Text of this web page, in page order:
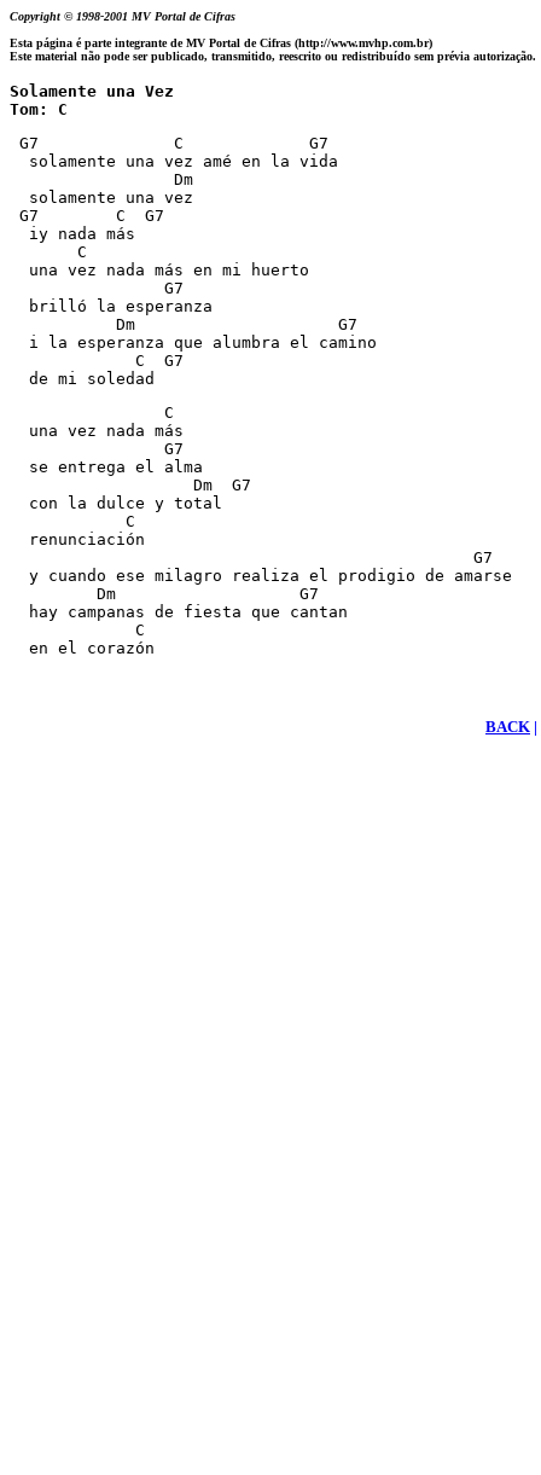
Copyright © 1998-2001 MV Portal de Cifras
Esta página é parte integrante de MV Portal de Cifras (http://www.mvhp.com.br)
Este material não pode ser publicado, transmitido, reescrito ou redistribuído sem prévia autorização.
Solamente una Vez
Tom: C
G7              C             G7
  solamente una vez amé en la vida
                 Dm
  solamente una vez
G7        C  G7
  iy nada más
       C
  una vez nada más en mi huerto
                G7
  brilló la esperanza
           Dm                     G7
  i la esperanza que alumbra el camino
             C  G7
  de mi soledad
                C
  una vez nada más
                G7
  se entrega el alma
                   Dm  G7
  con la dulce y total
            C
  renunciación
                                                G7
  y cuando ese milagro realiza el prodigio de amarse
         Dm                   G7
  hay campanas de fiesta que cantan
             C
  en el corazón
BACK |